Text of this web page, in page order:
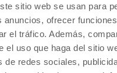
sitio web se usan para
anuncios, ofrecer
el tráfico. Además,
el uso que haga del sitio
de redes sociales,
9 plazas